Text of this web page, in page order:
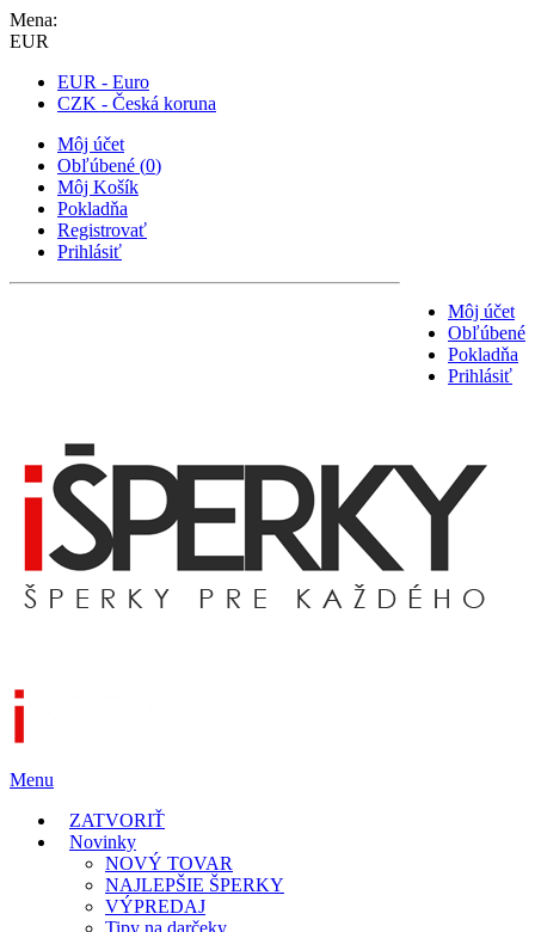
Mena:
EUR
EUR - Euro
CZK - Česká koruna
Môj účet
Obľúbené (0)
Môj Košík
Pokladňa
Registrovať
Prihlásiť
Môj účet
Obľúbené
Pokladňa
Prihlásiť
Menu
ZATVORIŤ
Novinky
NOVÝ TOVAR
NAJLEPŠIE ŠPERKY
VÝPREDAJ
Tipy na darčeky